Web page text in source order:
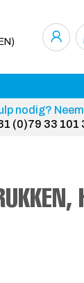
nodig?
(0)79 33 101